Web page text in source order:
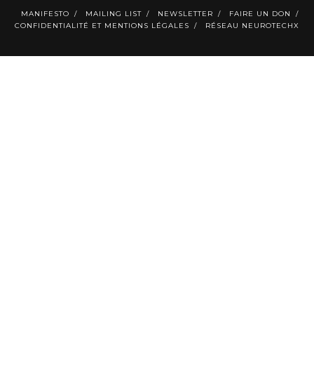
MANIFESTO MAILING LIST NEWSLETTER
FAIRE UN DON
CONFIDENTIALITÉ ET MENTIONS LÉGALES
RÉSEAU NEUROTECHX